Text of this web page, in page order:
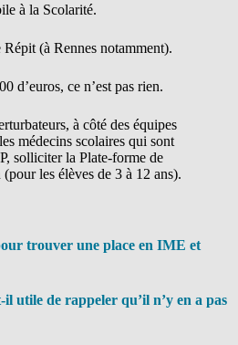
à la Scolarité.
(à Rennes notamment).
d’euros, ce n’est pas rien.
à côté des équipes
médecins scolaires qui sont
solliciter la Plate-forme de
les élèves de 3 à 12 ans).
trouver une place en IME et
il utile de rappeler qu’il n’y en a pas